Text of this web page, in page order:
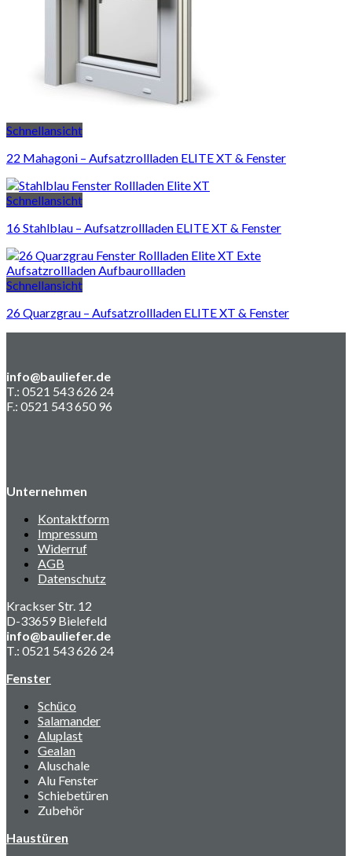
Schnellansicht
22 Mahagoni – Aufsatzrollladen ELITE XT & Fenster
Schnellansicht
16 Stahlblau – Aufsatzrollladen ELITE XT & Fenster
Schnellansicht
26 Quarzgrau – Aufsatzrollladen ELITE XT & Fenster
info@bauliefer.de
T.: 0521 543 626 24
F.: 0521 543 650 96
Unternehmen
Kontaktform
Impressum
Widerruf
AGB
Datenschutz
Krackser Str. 12
D-33659 Bielefeld
info@bauliefer.de
T.: 0521 543 626 24
Fenster
Schüco
Salamander
Aluplast
Gealan
Aluschale
Alu Fenster
Schiebetüren
Zubehör
Haustüren